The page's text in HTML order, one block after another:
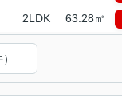
2LDK 63.28㎡